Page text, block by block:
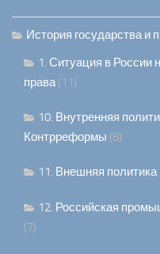
История государства и
1. Ситуация в России
права(11)
10. Внутренняя
Контрреформы (8)
11. Внешняя политика
12. Российская
(7)